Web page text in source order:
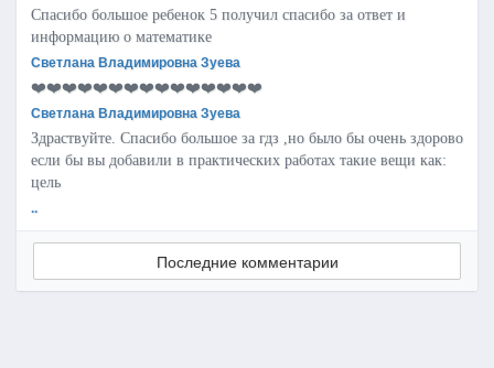
Спасибо большое ребенок 5 получил спасибо за ответ и
информацию о математике
Светлана Владимировна Зуева
❤️❤️❤️❤️❤️❤️❤️❤️❤️❤️❤️❤️❤️❤️❤️
Светлана Владимировна Зуева
Здраствуйте. Спасибо большое за гдз ,но было бы очень здорово
если бы вы добавили в практических работах такие вещи как:
цель
..
Последние комментарии